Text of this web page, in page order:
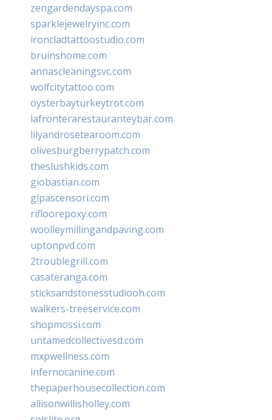
zengardendayspa.com
sparklejewelryinc.com
ironcladtattoostudio.com
bruinshome.com
annascleaningsvc.com
wolfcitytattoo.com
oysterbayturkeytrot.com
lafronterarestauranteybar.com
lilyandrosetearoom.com
olivesburgberrypatch.com
theslushkids.com
giobastian.com
glpascensori.com
rifloorepoxy.com
woolleymillingandpaving.com
uptonpvd.com
2troublegrill.com
casateranga.com
sticksandstonesstudiooh.com
walkers-treeservice.com
shopmossi.com
untamedcollectivesd.com
mxpwellness.com
infernocanine.com
thepaperhousecollection.com
allisonwillisholley.com